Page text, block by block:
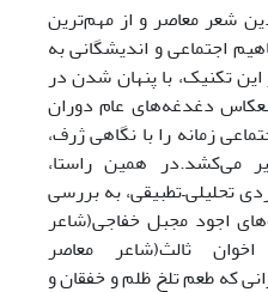
شعر معاصر و از مهم‌ترین
اجتماعی و اندیشگانی به
تکنیک، با پنهان شدن در
دغدغه‌های عام دوران
زمانه را با نگاهی ژرف،
می‌کشد.در همین راستا،
تحلیلی–تطبیقی، به بررسی
اجود مجبل خفاجی(شاعر
ثالث(شاعر معاصر
که طعم تلخ ظلم و خفقان و